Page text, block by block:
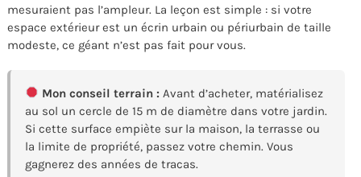
mesuraient pas l’ampleur. La leçon est simple : si votre
espace extérieur est un écrin urbain ou périurbain de taille
modeste, ce géant n’est pas fait pour vous.
Mon conseil terrain : Avant d’acheter, matérialisez
au sol un cercle de 15 m de diamètre dans votre jardin.
Si cette surface empiète sur la maison, la terrasse ou
la limite de propriété, passez votre chemin. Vous
gagnerez des années de tracas.